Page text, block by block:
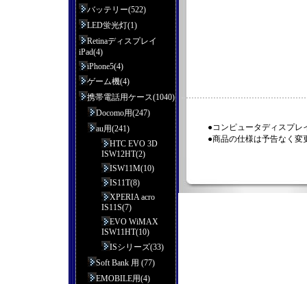
●コンピュータディスプレ
●商品の仕様は予告なく変
バッテリー(522)
LED蛍光灯(1)
Retinaディスプレイ
iPad(4)
iPhone5(4)
ゲーム機(4)
携帯電話用ケース(1040)
Docomo用(247)
au用(241)
HTC EVO 3D
ISW12HT(2)
ISW11M(10)
IS11T(8)
XPERIA acro
IS11S(7)
EVO WiMAX
ISW11HT(10)
ISシリーズ(33)
Soft Bank 用 (77)
EMOBILE用(4)